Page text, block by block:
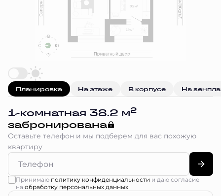
Планировка На этаже В корпусе На
1-комнатная 38.2 м2
забронирована
Оставьте телефон и мы подберем для вас похожую
квартиру
Принимаю политику конфиденциальности и даю согласие
на обработку персональных данных